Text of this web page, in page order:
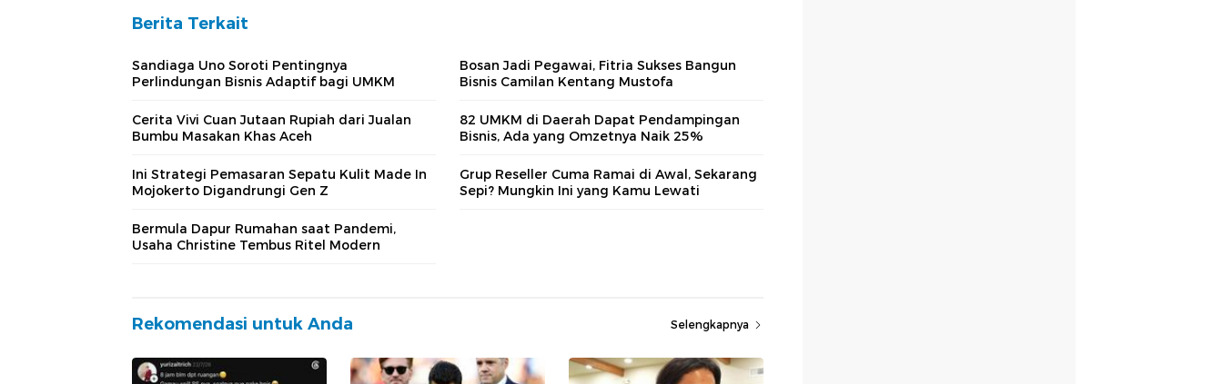
Berita Terkait
Sandiaga Uno Soroti Pentingnya
Perlindungan Bisnis Adaptif bagi UMKM
Bosan Jadi Pegawai, Fitria Sukses Bangun
Bisnis Camilan Kentang Mustofa
Cerita Vivi Cuan Jutaan Rupiah dari Jualan
Bumbu Masakan Khas Aceh
82 UMKM di Daerah Dapat Pendampingan
Bisnis, Ada yang Omzetnya Naik 25%
Ini Strategi Pemasaran Sepatu Kulit Made In
Mojokerto Digandrungi Gen Z
Grup Reseller Cuma Ramai di Awal, Sekarang
Sepi? Mungkin Ini yang Kamu Lewati
Bermula Dapur Rumahan saat Pandemi,
Usaha Christine Tembus Ritel Modern
Rekomendasi untuk Anda Selengkapnya